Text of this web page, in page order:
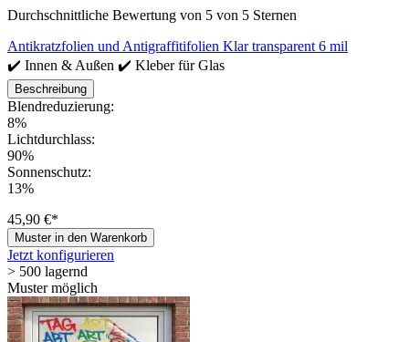
Durchschnittliche Bewertung von 5 von 5 Sternen
Antikratzfolien und Antigraffitifolien Klar transparent 6 mil
✔️ Innen & Außen ✔️ Kleber für Glas
Beschreibung
Blendreduzierung:
8%
Lichtdurchlass:
90%
Sonnenschutz:
13%
45,90 €*
Muster in den Warenkorb
Jetzt konfigurieren
> 500 lagernd
Muster möglich